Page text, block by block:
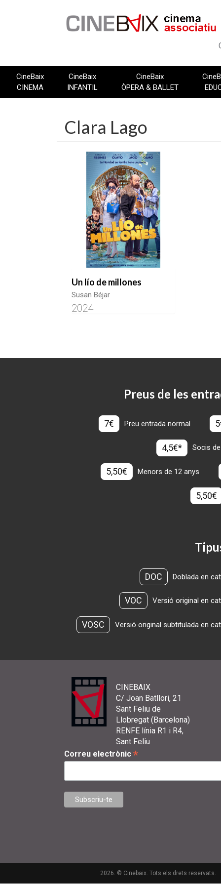
CineBaix
CINEMA
CineBaix
INFANTIL
CineBaix
ÒPERA & BALLET
Clara Lago
Un lío de millones
Susan Béjar
2024
Preus de les
7€ Preu entrada normal
4,5€* Socis
5,50€ Menors de 12 anys
5,50€
DOC Doblada en
VOC Versió original en
VOSC Versió original subtitulada en
CINEBAIX
C/ Joan Batllori, 21
Sant Feliu de
Llobregat (Barcelona)
RENFE línia R1 i R4,
Sant Feliu
Correu electrònic *
2026. © Cinebaix. Tots els drets reservats.